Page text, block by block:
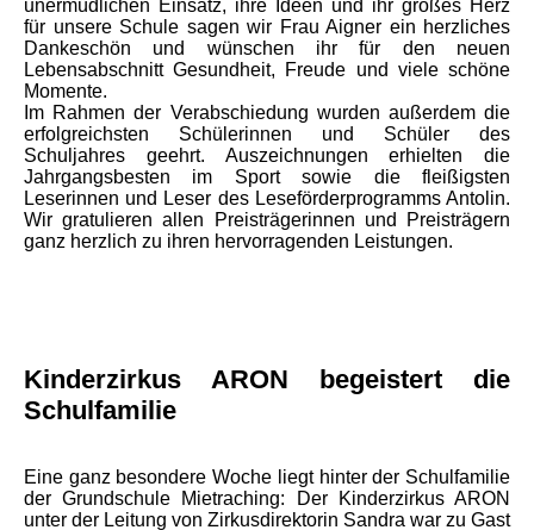
unermüdlichen Einsatz, ihre Ideen und ihr großes Herz
für unsere Schule sagen wir Frau Aigner ein herzliches
Dankeschön und wünschen ihr für den neuen
Lebensabschnitt Gesundheit, Freude und viele schöne
Momente.
Im Rahmen der Verabschiedung wurden außerdem die
erfolgreichsten Schülerinnen und Schüler des
Schuljahres geehrt. Auszeichnungen erhielten die
Jahrgangsbesten im Sport sowie die fleißigsten
Leserinnen und Leser des Leseförderprogramms Antolin.
Wir gratulieren allen Preisträgerinnen und Preisträgern
ganz herzlich zu ihren hervorragenden Leistungen.
Kinderzirkus ARON begeistert die
Schulfamilie
Eine ganz besondere Woche liegt hinter der Schulfamilie
der Grundschule Mietraching: Der Kinderzirkus ARON
unter der Leitung von Zirkusdirektorin Sandra war zu Gast